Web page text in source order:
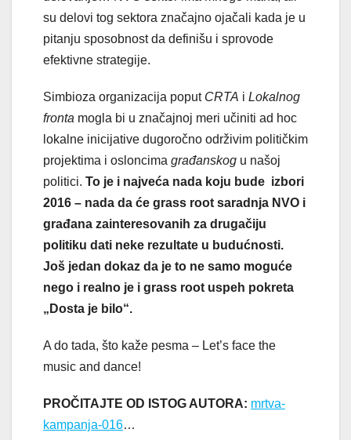
su delovi tog sektora značajno ojačali kada je u
pitanju sposobnost da definišu i sprovode
efektivne strategije.
Simbioza organizacija poput CRTA i Lokalnog
fronta mogla bi u značajnoj meri učiniti ad hoc
lokalne inicijative dugoročno održivim političkim
projektima i osloncima građanskog u našoj
politici. To je i najveća nada koju bude izbori
2016 – nada da će grass root saradnja NVO i
građana zainteresovanih za drugačiju
politiku dati neke rezultate u budućnosti.
Još jedan dokaz da je to ne samo moguće
nego i realno je i grass root uspeh pokreta
„Dosta je bilo“.
A do tada, što kaže pesma – Let’s face the
music and dance!
PROČITAJTE OD ISTOG AUTORA: mrtva-
kampanja-016…